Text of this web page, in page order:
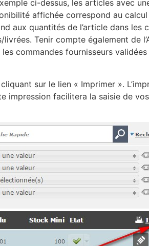
ci-dessus, les articles avec
affichée correspond au
aux quantités de l’article dans les
Tenir compte également de
commandes fournisseurs
sur le lien « Imprimer ».
impression facilitera la saisie de